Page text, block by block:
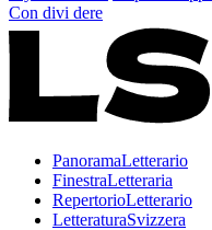
Con divi dere
PanoramaLetterario
FinestraLetteraria
RepertorioLetterario
LetteraturaSvizzera